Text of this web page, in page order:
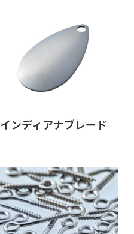
インディアナブレード